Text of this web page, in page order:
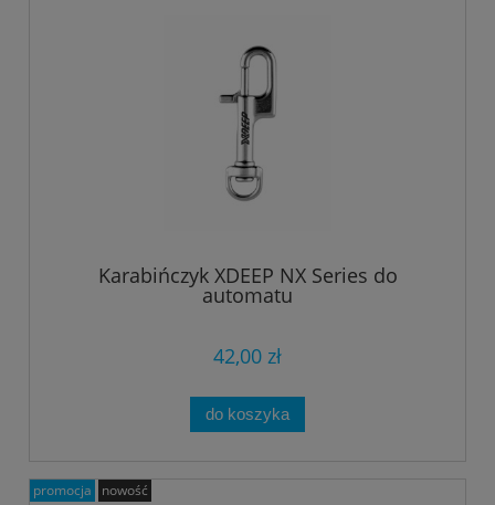
Karabińczyk XDEEP NX Series do
automatu
42,00 zł
do koszyka
promocja nowość